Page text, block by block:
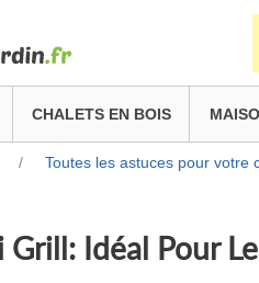
CHALETS EN BOIS
/ Toutes les astuces pour votre
Grill: Idéal Pour